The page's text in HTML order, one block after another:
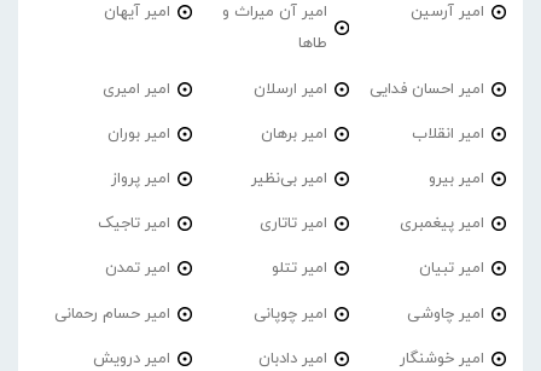
امیر آرسین
امیر آن میراث و
طاها
امیر آیهان
امیر احسان فدایی امیر ارسلان امیر امیری
امیر انقلاب امیر برهان امیر‌ بوران
امیر بیرو امیر بی‌نظیر امیر پرواز
امیر پیغمبری امیر تاتاری امیر تاجیک
امیر تبیان امیر تتلو امیر تمدن
امیر چاوشی امیر چوپانی امیر حسام رحمانی
امیر خوشنگار امیر دادبان امیر درویش